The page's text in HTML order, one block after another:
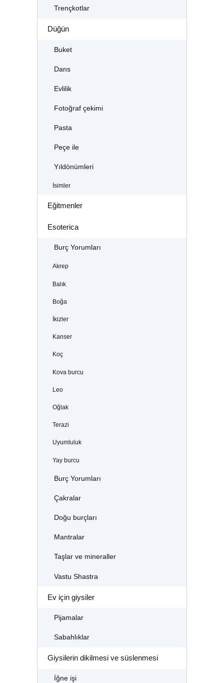
Trençkotlar
Düğün
Buket
Dans
Evlilik
Fotoğraf çekimi
Pasta
Peçe ile
Yıldönümleri
İsimler
Eğitmenler
Esoterica
Burç Yorumları
Akrep
Balık
Boğa
İkizler
Kanser
Koç
Kova burcu
Leo
Oğlak
Terazi
Uyumluluk
Yay burcu
Burç Yorumları
Çakralar
Doğu burçları
Mantralar
Taşlar ve mineraller
Vastu Shastra
Ev için giysiler
Pijamalar
Sabahlıklar
Giysilerin dikilmesi ve süslenmesi
İğne işi